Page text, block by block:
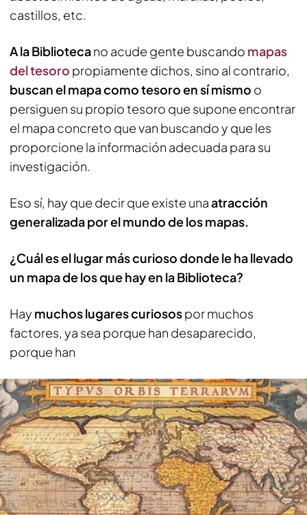
castillos, etc.
A la Bibliotecano acude gente buscando mapas
del tesoro propiamente dichos, sino al contrario,
buscan el mapa como tesoro en sí mismo o
persiguen su propio tesoro que supone encontrar
el mapa concreto que van buscando y que les
proporcione la información adecuada para su
investigación.
Eso sí, hay que decir que existe unaatracción
generalizada por el mundo de los mapas.
¿Cuál es el lugar más curioso donde le ha llevado
un mapa de los que hay en la Biblioteca?
Hay muchos lugares curiosospor muchos
factores, ya sea porque han desaparecido,
porque han